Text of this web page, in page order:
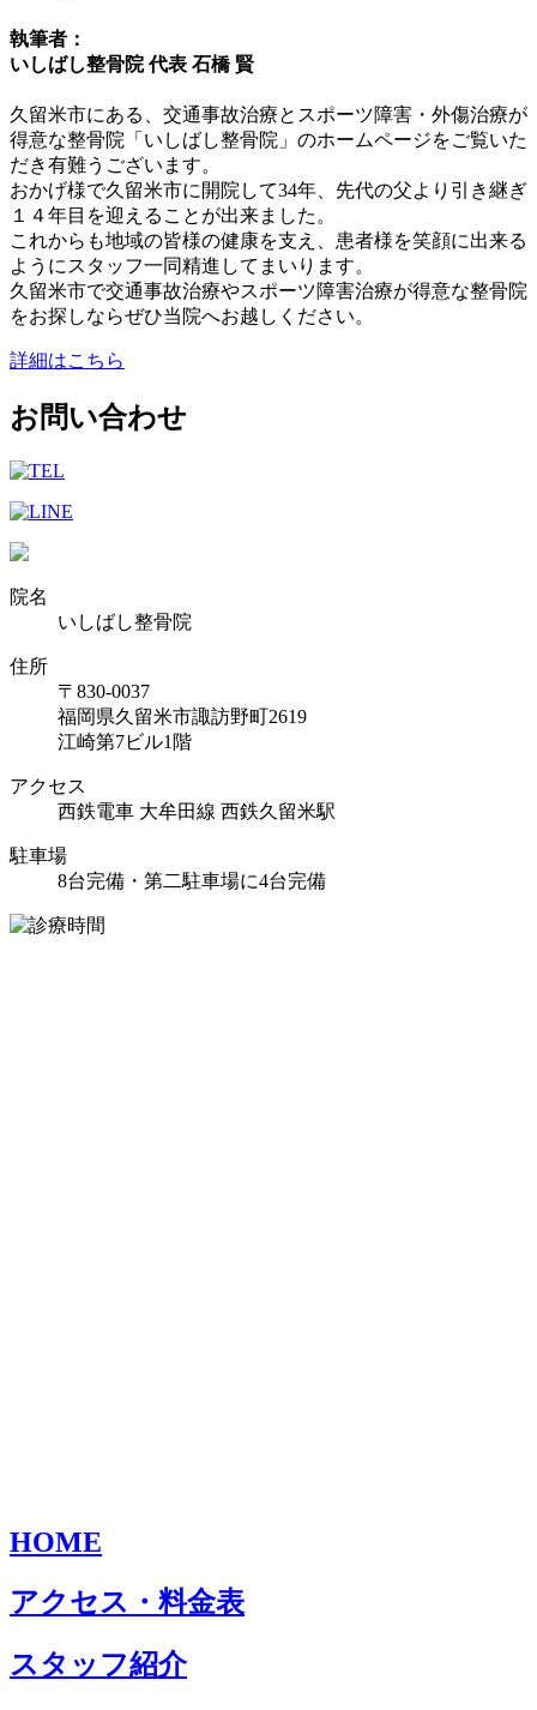
執筆者：
いしばし整骨院 代表 石橋 賢
久留米市にある、交通事故治療とスポーツ障害・外傷治療が
得意な整骨院「いしばし整骨院」のホームページをご覧いた
だき有難うございます。
おかげ様で久留米市に開院して34年、先代の父より引き継ぎ
１４年目を迎えることが出来ました。
これからも地域の皆様の健康を支え、患者様を笑顔に出来る
ようにスタッフ一同精進してまいります。
久留米市で交通事故治療やスポーツ障害治療が得意な整骨院
をお探しならぜひ当院へお越しください。
詳細はこちら
お問い合わせ
院名
いしばし整骨院
住所
〒830-0037
福岡県久留米市諏訪野町2619
江崎第7ビル1階
アクセス
西鉄電車 大牟田線 西鉄久留米駅
駐車場
8台完備・第二駐車場に4台完備
HOME
アクセス・料金表
スタッフ紹介